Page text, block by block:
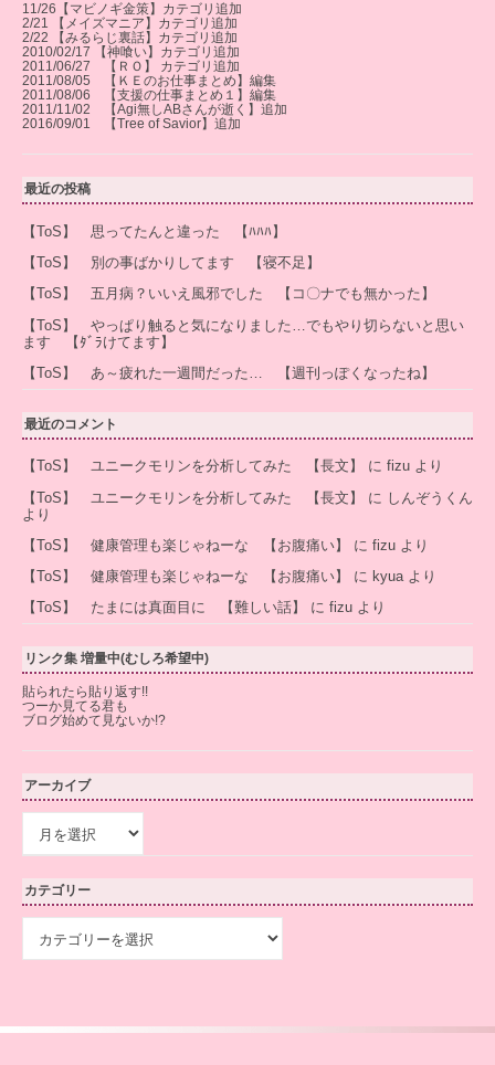
11/26【マビノギ金策】カテゴリ追加
2/21 【メイズマニア】カテゴリ追加
2/22 【みるらじ裏話】カテゴリ追加
2010/02/17 【神喰い】カテゴリ追加
2011/06/27 【ＲＯ】 カテゴリ追加
2011/08/05 【ＫＥのお仕事まとめ】編集
2011/08/06 【支援の仕事まとめ１】編集
2011/11/02 【Agi無しABさんが逝く】追加
2016/09/01 【Tree of Savior】追加
最近の投稿
【ToS】 思ってたんと違った 【ﾊﾊﾊ】
【ToS】 別の事ばかりしてます 【寝不足】
【ToS】 五月病？いいえ風邪でした 【コ〇ナでも無かった】
【ToS】 やっぱり触ると気になりました…でもやり切らないと思い
ます 【ﾀﾞﾗけてます】
【ToS】 あ～疲れた一週間だった… 【週刊っぽくなったね】
最近のコメント
【ToS】 ユニークモリンを分析してみた 【長文】 に fizu より
【ToS】 ユニークモリンを分析してみた 【長文】
に しんぞうくん
より
【ToS】 健康管理も楽じゃねーな 【お腹痛い】
に fizu より
【ToS】 健康管理も楽じゃねーな 【お腹痛い】
に kyuaより
【ToS】 たまには真面目に 【難しい話】
に fizu より
リンク集 増量中(むしろ希望中)
貼られたら貼り返す!!
つーか見てる君も
ブログ始めて見ないか!?
アーカイブ
イ
ブ
カテゴリー